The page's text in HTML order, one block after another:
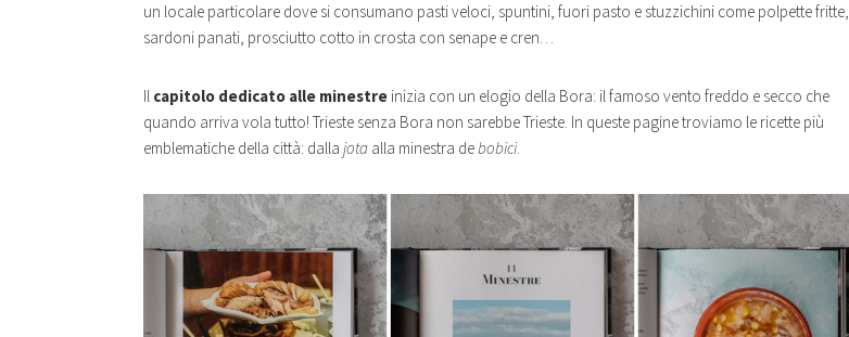
un locale particolare dove si consumano pasti veloci, spuntini, fuori pasto e stuzzichini come polpette fritte,
sardoni panati, prosciutto cotto in crosta con senape e cren…
Il capitolo dedicato alle minestre inizia con un elogio della Bora: il famoso vento freddo e secco che
quando arriva vola tutto! Trieste senza Bora non sarebbe Trieste. In queste pagine troviamo le ricette più
emblematiche della città: dalla jota alla minestra debobici.